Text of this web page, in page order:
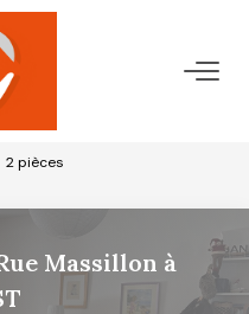
2 pièces
Massillon à